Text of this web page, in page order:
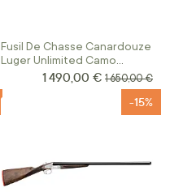
Fusil De Chasse Canardouze
Luger Unlimited Camo
Calibre 12/89Prix Spécial
1 490,00 € Prix normal
1 650,00 €
-15%